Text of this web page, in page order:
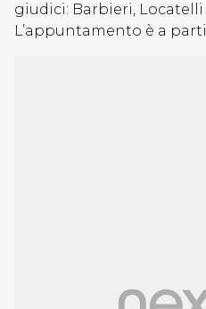
giudici: Barbieri, Locatelli
L’appuntamento è a